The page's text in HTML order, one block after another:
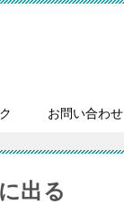
お問い合わせ
出る